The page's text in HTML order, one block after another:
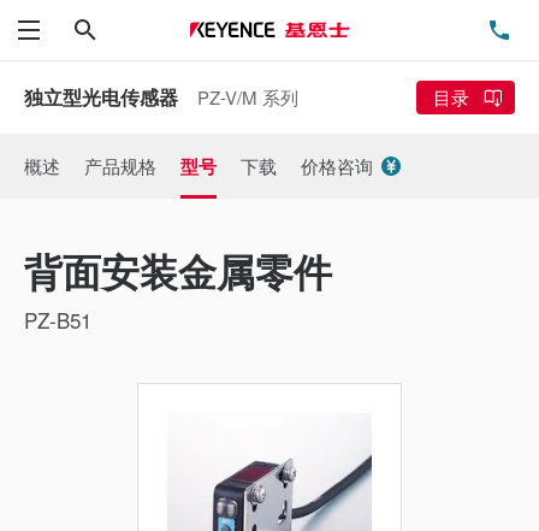
菜单
独立型光电传感器 PZ-V/M 系列 目录
概述 产品规格 型号 下载 价格咨询
背面安装金属零件
PZ-B51